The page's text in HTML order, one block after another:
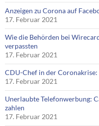
Anzeigen zu Corona auf
17. Februar 2021
Wie die Behörden bei
verpassten
17. Februar 2021
CDU-Chef in der
17. Februar 2021
Unerlaubte Telefonwerbung:
zahlen
17. Februar 2021